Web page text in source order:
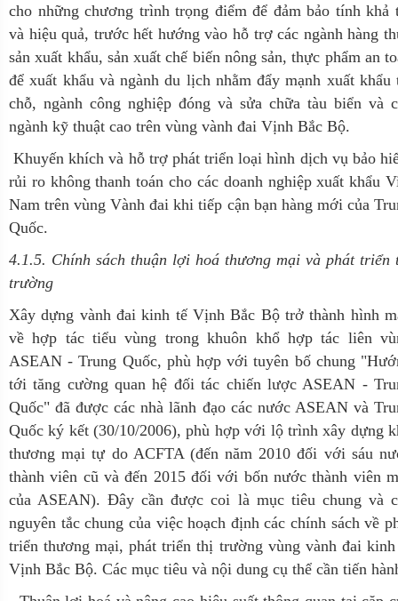
cho những chương trình trọng điểm để đảm bảo tính khả
và hiệu quả, trước hết hướng vào hỗ trợ các ngành hàng
sản xuất khẩu, sản xuất chế biến nông sản, thực phẩm an
để xuất khẩu và ngành du lịch nhằm đẩy mạnh xuất khẩu
chỗ, ngành công nghiệp đóng và sửa chữa tàu biển và
ngành kỹ thuật cao trên vùng vành đai Vịnh Bắc Bộ.
Khuyến khích và hỗ trợ phát triển loại hình dịch vụ bảo
rủi ro không thanh toán cho các doanh nghiệp xuất khẩu
Nam trên vùng Vành đai khi tiếp cận bạn hàng mới của
Quốc.
4.1.5. Chính sách thuận lợi hoá thương mại và phát triển
trường
Xây dựng vành đai kinh tế Vịnh Bắc Bộ trở thành hình
về hợp tác tiểu vùng trong khuôn khổ hợp tác liên
ASEAN - Trung Quốc, phù hợp với tuyên bố chung
tới tăng cường quan hệ đối tác chiến lược ASEAN -
Quốc" đã được các nhà lãnh đạo các nước ASEAN và
Quốc ký kết (30/10/2006), phù hợp với lộ trình xây dựng
thương mại tự do ACFTA (đến năm 2010 đối với sáu
thành viên cũ và đến 2015 đối với bốn nước thành viên
của ASEAN). Đây cần được coi là mục tiêu chung và
nguyên tắc chung của việc hoạch định các chính sách về
triển thương mại, phát triển thị trường vùng vành đai
Vịnh Bắc Bộ. Các mục tiêu và nội dung cụ thể cần tiến